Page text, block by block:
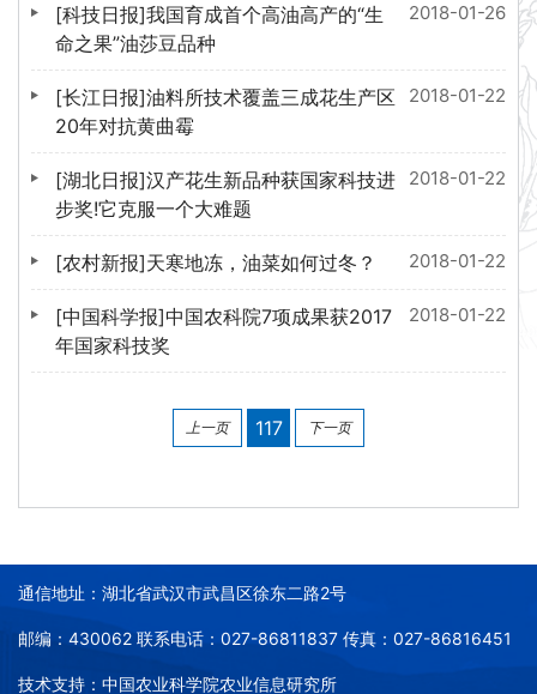
2018-01-26
[科技日报]我国育成首个高油高产的“生
命之果”油莎豆品种
2018-01-22
[长江日报]油料所技术覆盖三成花生产区
20年对抗黄曲霉
2018-01-22
[湖北日报]汉产花生新品种获国家科技进
步奖!它克服一个大难题
2018-01-22
[农村新报]天寒地冻，油菜如何过冬？
2018-01-22
[中国科学报]中国农科院7项成果获2017
年国家科技奖
上一页 117 下一页
通信地址：湖北省武汉市武昌区徐东二路2号
邮编：430062 联系电话：027-86811837 传真：027-86816451
技术支持：中国农业科学院农业信息研究所